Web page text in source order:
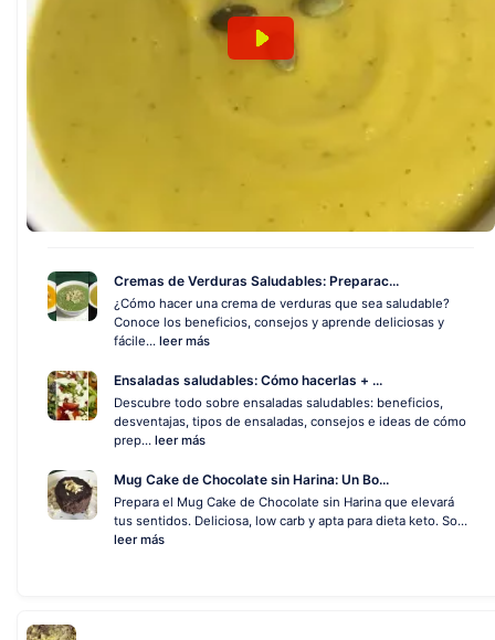
Cremas de Verduras Saludables: Preparac...
¿Cómo hacer una crema de verduras que sea saludable?
Conoce los beneficios, consejos y aprende deliciosas y
fácile... leer más
Ensaladas saludables: Cómo hacerlas + ...
Descubre todo sobre ensaladas saludables: beneficios,
desventajas, tipos de ensaladas, consejos e ideas de cómo
prep... leer más
Mug Cake de Chocolate sin Harina: Un Bo...
Prepara el Mug Cake de Chocolate sin Harina que elevará
tus sentidos. Deliciosa, low carb y apta para dieta keto. So...
leer más